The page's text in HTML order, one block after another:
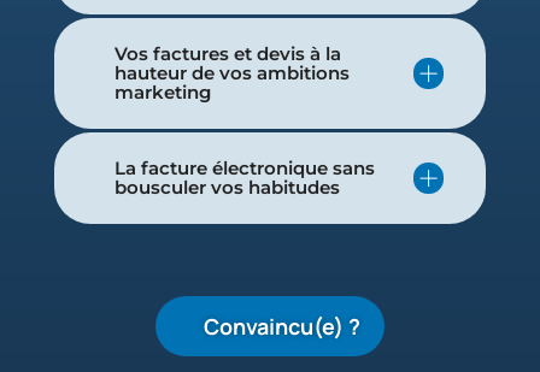
Vos factures et devis à la
hauteur de vos ambitions
marketing
La facture électronique sans
bousculer vos habitudes
Convaincu(e) ?